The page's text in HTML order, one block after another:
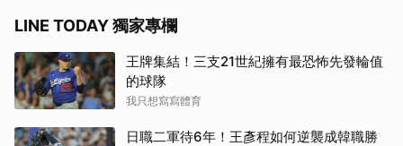
LINE TODAY 獨家專欄
王牌集結！三支21世紀擁有最恐怖先發輪值
的球隊
我只想寫寫體育
日職二軍待6年！王彥程如何逆襲成韓職勝